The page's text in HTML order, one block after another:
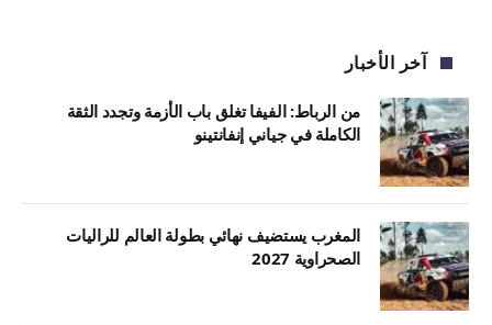
آخر الأخبار
من الرباط: الفيفا تغلق باب الأزمة وتجدد الثقة
الكاملة في جياني إنفانتينو
المغرب يستضيف نهائي بطولة العالم للراليات
الصحراوية 2027